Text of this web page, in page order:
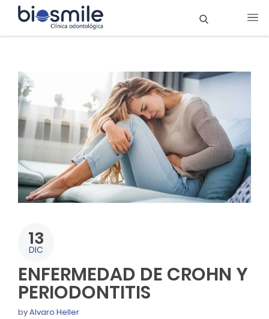
13
DIC
ENFERMEDAD DE CROHN Y
PERIODONTITIS
byAlvaro Heller